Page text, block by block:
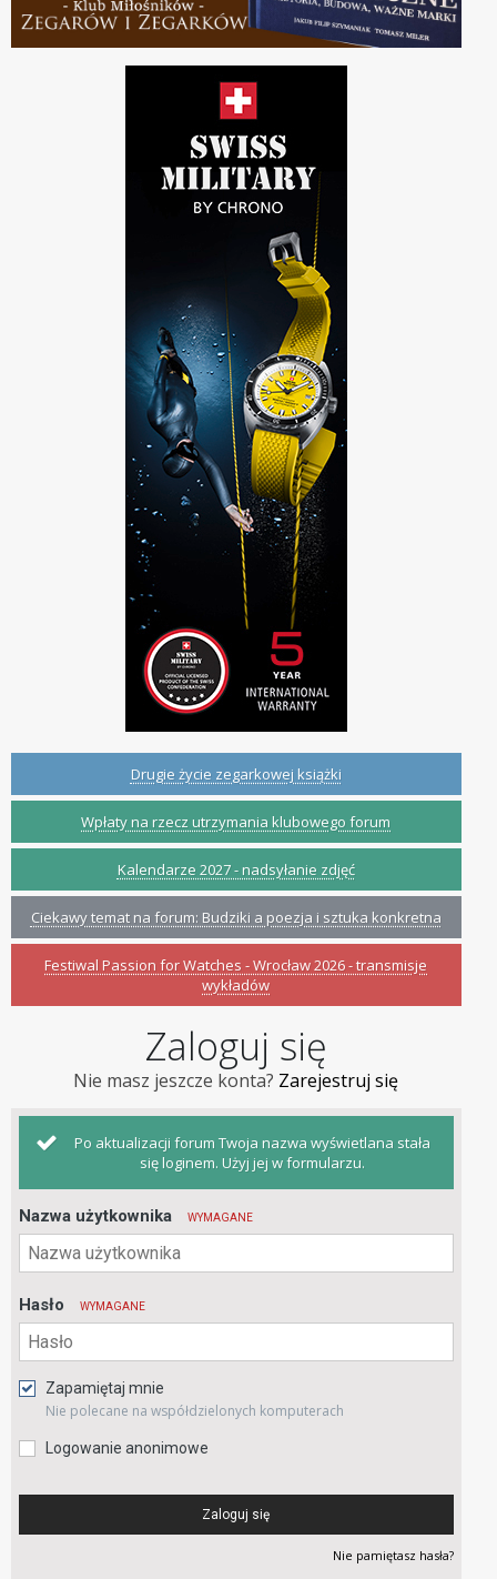
Drugie życie zegarkowej książki
Wpłaty na rzecz utrzymania klubowego forum
Kalendarze 2027 - nadsyłanie zdjęć
Ciekawy temat na forum: Budziki a poezja i sztuka konkretna
Festiwal Passion for Watches - Wrocław 2026 - transmisje
wykładów
Zaloguj się
Nie masz jeszcze konta? Zarejestruj się
Po aktualizacji forum Twoja nazwa wyświetlana stała
się loginem. Użyj jej w formularzu.
Nazwa użytkownika WYMAGANE
Hasło WYMAGANE
Zapamiętaj mnie
Nie polecane na współdzielonych komputerach
Logowanie anonimowe
Zaloguj się
Nie pamiętasz hasła?